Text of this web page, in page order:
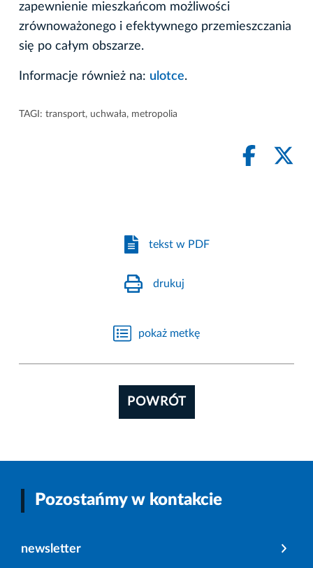
zapewnienie mieszkańcom możliwości
zrównoważonego i efektywnego przemieszczania
się po całym obszarze.
Informacje również na: ulotce.
TAGI: transport, uchwała, metropolia
tekst w PDF
drukuj
pokaż metkę
POWRÓT
Pozostańmy w kontakcie
newsletter